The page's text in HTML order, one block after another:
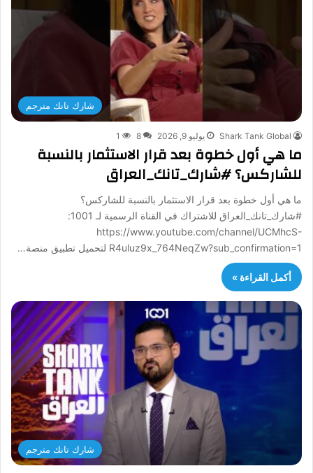
شارك تانك مترجم
Shark Tank Global يوليو 9, 2026 8
1
ما هي أول خطوة بعد قرار الاستثمار بالنسبة
للشاركس؟ #شارك_تانك_العراق
ما هي أول خطوة بعد قرار الاستثمار بالنسبة للشاركس؟
#شارك_تانك_العراق للاشتراك في القناة الرسمية لـ 1001:
https://www.youtube.com/channel/UCMhcS-
R4uluz9x_764NeqZw?sub_confirmation=1 لتحميل تطبيق منصة…
أكمل القراءة »
شارك تانك مترجم